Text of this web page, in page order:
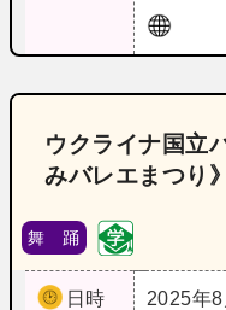
ウクライナ国立
みバレエまつり》
舞 踊
日時
2025年8